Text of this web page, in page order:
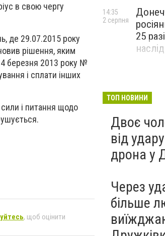
в свою чергу
де 29.07.2015 року
рішення, яким
4 березня 2013 року №
і сплати інших
і питання щодо
, щоб оцінити
25
14:35
2 серпня
ТОП НОВИНИ
Двоє
від
дрона у
Через
більше